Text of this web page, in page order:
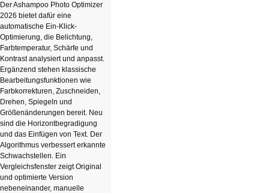
Der Ashampoo Photo Optimizer
2026 bietet dafür eine
automatische Ein-Klick-
Optimierung, die Belichtung,
Farbtemperatur, Schärfe und
Kontrast analysiert und anpasst.
Ergänzend stehen klassische
Bearbeitungsfunktionen wie
Farbkorrekturen, Zuschneiden,
Drehen, Spiegeln und
Größenänderungen bereit. Neu
sind die Horizontbegradigung
und das Einfügen von Text. Der
Algorithmus verbessert erkannte
Schwachstellen. Ein
Vergleichsfenster zeigt Original
und optimierte Version
nebeneinander, manuelle